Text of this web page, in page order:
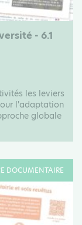
- 6.1
les leviers
l'adaptation
globale
DOCUMENTAIRE